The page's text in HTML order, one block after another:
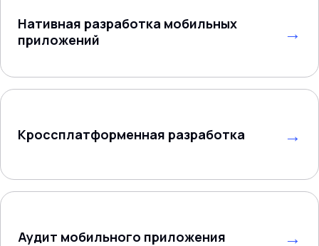
Нативная разработка мобильных
приложений
Кроссплатформенная разработка
Аудит мобильного приложения